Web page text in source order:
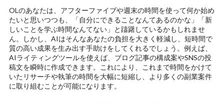
OLのあなたは、アフターファイブや週末の時間を使って何か始め
たいと思いつつも、「自分にできることなんてあるのかな」「新
しいことを学ぶ時間なんてない」と躊躇しているかもしれませ
ん。しかし、AIはそんなあなたの負担を大きく軽減し、短時間で
質の高い成果を生み出す手助けをしてくれるでしょう。例えば、
AIライティングツールを使えば、ブログ記事の構成案やSNSの投
稿文を瞬時に作成できます。これにより、これまで時間をかけて
いたリサーチや執筆の時間を大幅に短縮し、より多くの副業案件
に取り組むことが可能になります。